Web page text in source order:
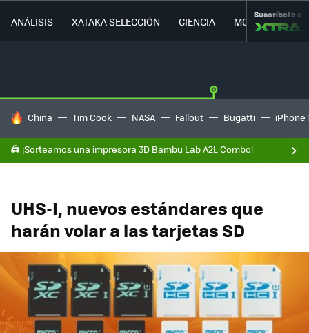
ANÁLISIS XATAKA SELECCIÓN CIENCIA MOVILIDAD
Suscríbete a
HOY SE HABLA DE
China Tim Cook NASA Fallout Bugatti iPhone
🖨️ ¡Sorteamos una impresora 3D Bambu Lab A2L Combo!
UHS-I, nuevos estándares que
harán volar a las tarjetas SD